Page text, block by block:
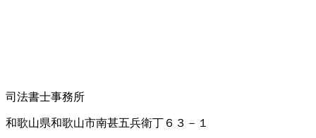
司法書士事務所
和歌山県和歌山市南甚五兵衛丁６３－１